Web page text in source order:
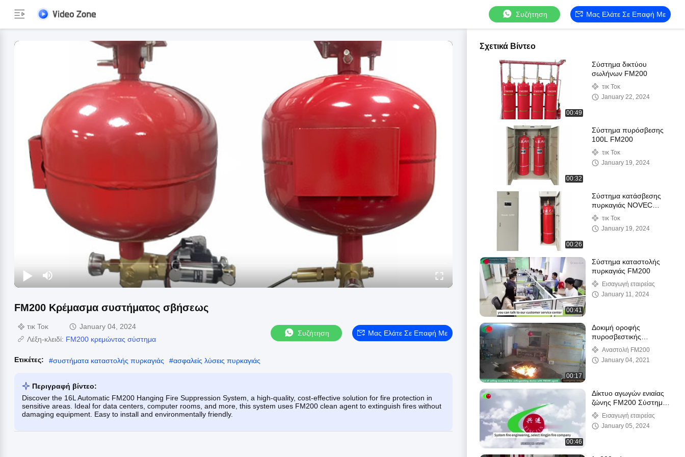
Συζήτηση Μας Ελάτε Σε Επαφή Με
FM200 Κρέμασμα συστήματος σβήσεως
τικ Τοκ
January 04, 2024
Λέξη-κλειδί: FM200 κρεμώντας σύστημα
Συζήτηση Μας Ελάτε Σε Επαφή Με
Ετικέτες: #συστήματα καταστολής πυρκαγιάς #ασφαλείς λύσεις πυρκαγιάς
Περιγραφή βίντεο:
Discover the 16L Automatic FM200 Hanging Fire Suppression System, a high-quality, cost-effective solution for fire protection in
sensitive areas. Ideal for data centers, computer rooms, and more, this system uses FM200 clean agent to extinguish fires without
damaging equipment. Easy to install and environmentally friendly.
Σχετικά Βίντεο
00:49
Σύστημα δικτύου
σωλήνων FM200
τικ Τοκ
January 22, 2024
00:32
Σύστημα πυρόσβεσης
100L FM200
τικ Τοκ
January 19, 2024
00:26
Σύστημα κατάσβεσης
πυρκαγιάς NOVEC
1230τικ Τοκ
January 19, 2024
00:41
Σύστημα καταστολής
πυρκαγιάς FM200
Εισαγωγή εταιρείας
January 11, 2024
00:17
Δοκιμή οροφής
πυροσβεστικής
συσκευής με FM200
Αναστολή FM200
January 04, 2021
00:46
Δίκτυο αγωγών ενιαίας
ζώνης FM200 Σύστημα
καταστολής πυρκαγιάς
για δωμάτια
τηλεπικοινωνιών
Εισαγωγή εταιρείας
January 05, 2024